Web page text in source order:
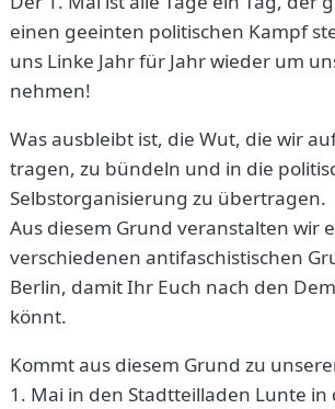
einen geeinten politischen Kampf
uns Linke Jahr für Jahr wieder um
nehmen!
Was ausbleibt ist, die Wut, die wir
tragen, zu bündeln und in die
Selbstorganisierung zu übertragen.
Aus diesem Grund veranstalten wir
verschiedenen antifaschistischen
Berlin, damit Ihr Euch nach den
könnt.
Kommt aus diesem Grund zu
1. Mai in den Stadtteilladen Lunte in